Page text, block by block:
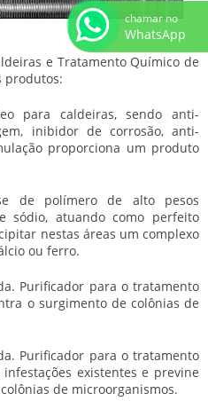
e Tratamento Químico de
produtos:
para caldeiras, sendo anti-
inibidor de corrosão, anti-
proporciona um produto
de polímero de alto pesos
sódio, atuando como perfeito
nestas áreas um complexo
ou ferro.
Purificador para o tratamento
o surgimento de colônias de
Purificador para o tratamento
existentes e previne
de microorganismos.
chamar no
WhatsApp